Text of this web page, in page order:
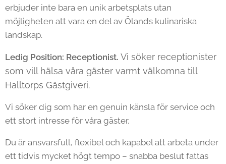
erbjuder inte bara en unik arbetsplats utan
möjligheten att vara en del av Ölands kulinariska
landskap.
Ledig Position: Receptionist. Vi söker receptionister
som vill hälsa våra gäster varmt välkomna till
Halltorps Gästgiveri.
Vi söker dig som har en genuin känsla för service och
ett stort intresse för våra gäster.
Du är ansvarsfull, flexibel och kapabel att arbeta under
ett tidvis mycket högt tempo – snabba beslut fattas